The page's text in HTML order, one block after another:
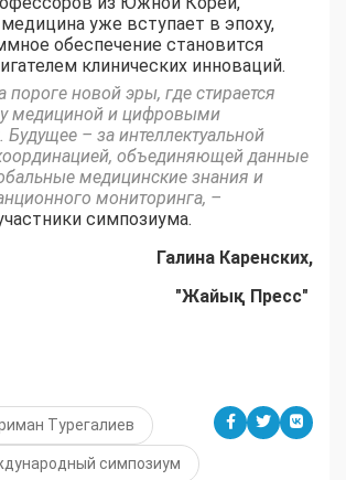
уже вступает в эпоху,
обеспечение становится
клинических инноваций.
новой эры, где стирается
медициной и цифровыми
Будущее – за интеллектуальной
объединяющей данные
медицинские знания и
мониторинга, –
симпозиума.
Галина Каренских,
"Жайық Пресс"
Турегалиев
симпозиум